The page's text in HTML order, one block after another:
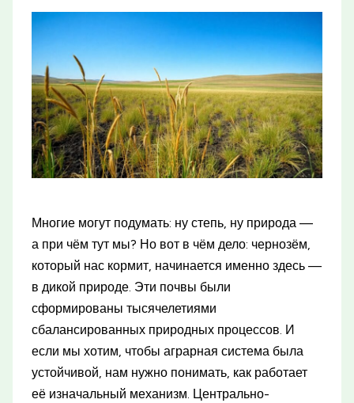
Многие могут подумать: ну степь, ну природа —
а при чём тут мы? Но вот в чём дело: чернозём,
который нас кормит, начинается именно здесь —
в дикой природе. Эти почвы были
сформированы тысячелетиями
сбалансированных природных процессов. И
если мы хотим, чтобы аграрная система была
устойчивой, нам нужно понимать, как работает
её изначальный механизм. Центрально-